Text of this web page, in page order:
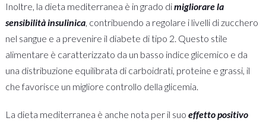
Inoltre, la dieta mediterranea è in grado dimigliorare la
sensibilità insulinica, contribuendo a regolare i livelli di zucchero
nel sangue e a prevenire il diabete di tipo 2. Questo stile
alimentare è caratterizzato da un basso indice glicemico e da
una distribuzione equilibrata di carboidrati, proteine e grassi, il
che favorisce un migliore controllo della glicemia.
La dieta mediterranea è anche nota per il suo effetto positivo